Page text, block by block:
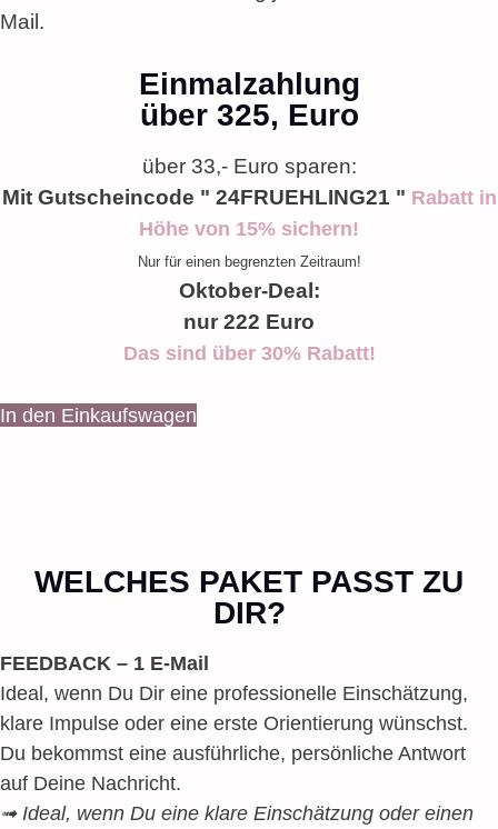
Mail.
Einmalzahlung
über 325, Euro
über 33,- Euro sparen:
Mit Gutscheincode " 24FRUEHLING21 " Rabatt in
Höhe von 15% sichern!
Nur für einen begrenzten Zeitraum!
Oktober-Deal:
nur 222 Euro
Das sind über 30% Rabatt!
In den Einkaufswagen
WELCHES PAKET PASST ZU
DIR?
FEEDBACK – 1 E-Mail
Ideal, wenn Du Dir eine professionelle Einschätzung,
klare Impulse oder eine erste Orientierung wünschst.
Du bekommst eine ausführliche, persönliche Antwort
auf Deine Nachricht.
➟ Ideal, wenn Du eine klare Einschätzung oder einen